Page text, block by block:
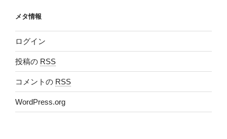
メタ情報
ログイン
投稿の RSS
コメントの RSS
WordPress.org